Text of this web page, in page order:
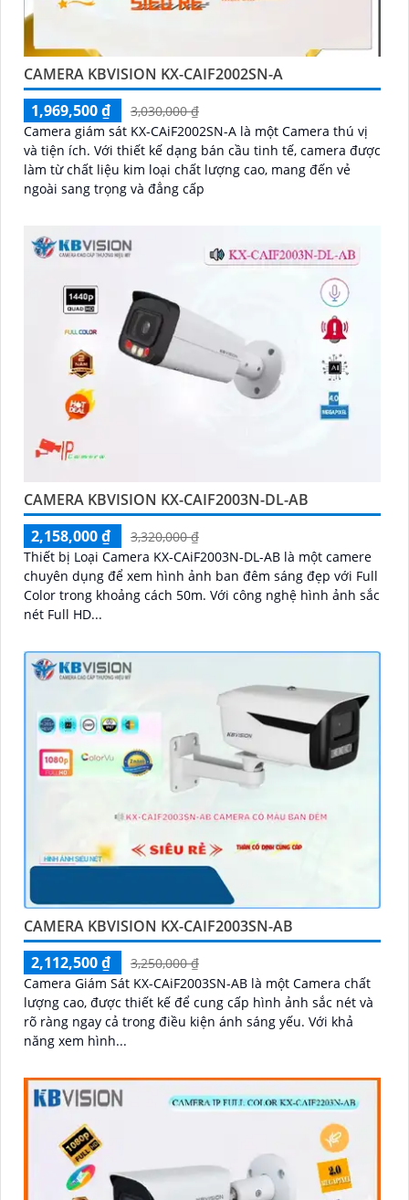
CAMERA KBVISION KX-CAIF2002SN-A
1,969,500 ₫
3,030,000 ₫
Camera giám sát KX-CAiF2002SN-A là một Camera thú vị
và tiện ích. Với thiết kế dạng bán cầu tinh tế, camera được
làm từ chất liệu kim loại chất lượng cao, mang đến vẻ
ngoài sang trọng và đẳng cấp
CAMERA KBVISION KX-CAIF2003N-DL-AB
2,158,000 ₫
3,320,000 ₫
Thiết bị Loại Camera KX-CAiF2003N-DL-AB là một camere
chuyên dụng để xem hình ảnh ban đêm sáng đẹp với Full
Color trong khoảng cách 50m. Với công nghệ hình ảnh sắc
nét Full HD...
CAMERA KBVISION KX-CAIF2003SN-AB
2,112,500 ₫
3,250,000 ₫
Camera Giám Sát KX-CAiF2003SN-AB là một Camera chất
lượng cao, được thiết kế để cung cấp hình ảnh sắc nét và
rõ ràng ngay cả trong điều kiện ánh sáng yếu. Với khả
năng xem hình...